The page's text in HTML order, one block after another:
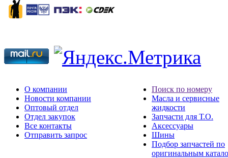
О компании
Новости компании
Оптовый отдел
Отдел закупок
Все контакты
Отправить запрос
Поиск по номеру
Масла и сервисные
жидкости
Запчасти для Т.О.
Аксессуары
Шины
Подбор запчастей по
оригинальным